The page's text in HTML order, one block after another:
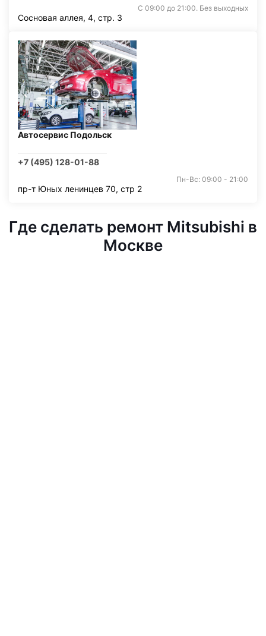
С 09:00 до 21:00. Без выходных
Сосновая аллея, 4, стр. 3
Автосервис Подольск
+7 (495) 128-01-88
Пн-Вс: 09:00 - 21:00
пр-т Юных ленинцев 70, стр 2
Где сделать ремонт Mitsubishi в
Москве